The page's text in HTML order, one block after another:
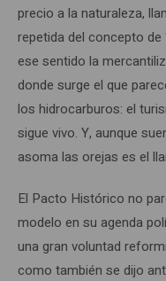
precio a la naturaleza,
repetida del concepto
ese sentido la
donde surge el que
los hidrocarburos: el
sigue vivo. Y, aunque
asoma las orejas es el
El Pacto Histórico no
modelo en su agenda
una gran voluntad
como también se dijo